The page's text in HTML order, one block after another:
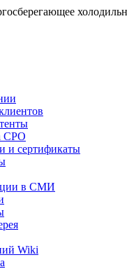
СРО
и сертификаты
в СМИ
Wiki